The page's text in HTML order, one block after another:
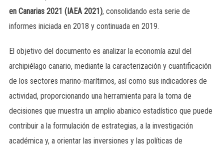
en Canarias 2021 (IAEA 2021), consolidando esta serie de
informes iniciada en 2018 y continuada en 2019.
El objetivo del documento es analizar la economía azul del
archipiélago canario, mediante la caracterización y cuantificación
de los sectores marino-marítimos, así como sus indicadores de
actividad, proporcionando una herramienta para la toma de
decisiones que muestra un amplio abanico estadístico que puede
contribuir a la formulación de estrategias, a la investigación
académica y, a orientar las inversiones y las políticas de